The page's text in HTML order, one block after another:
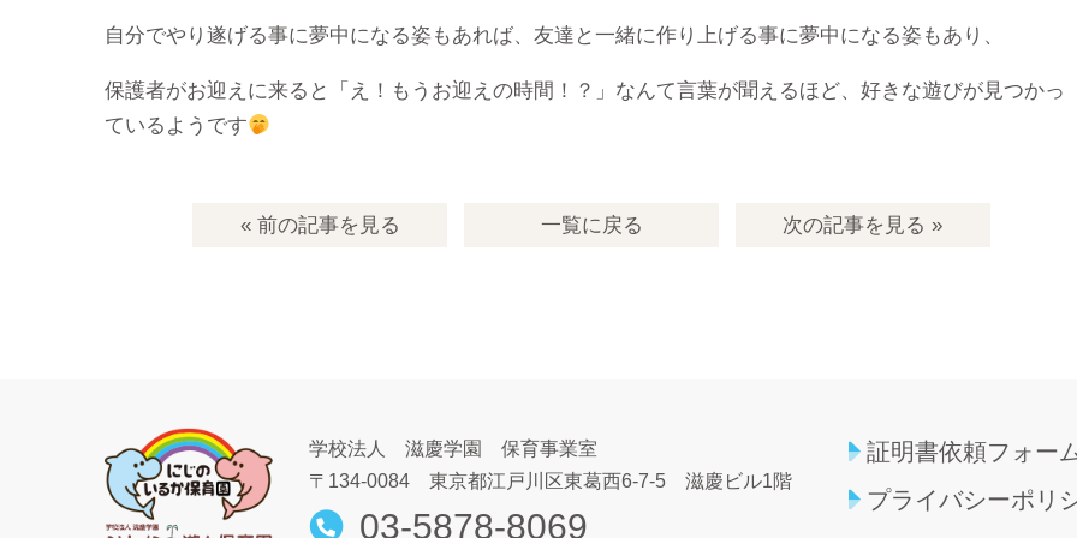
自分でやり遂げる事に夢中になる姿もあれば、友達と一緒に作り上げる事に夢中になる姿もあり、
保護者がお迎えに来ると「え！もうお迎えの時間！？」なんて言葉が聞えるほど、好きな遊びが見つかっ
ているようです
« 前の記事を見る 一覧に戻る 次の記事を見る »
学校法人 滋慶学園 保育事業室
〒134-0084 東京都江戸川区東葛西6-7-5 滋慶ビル1階
03-5878-8069
証明書依頼フォー
プライバシーポリ